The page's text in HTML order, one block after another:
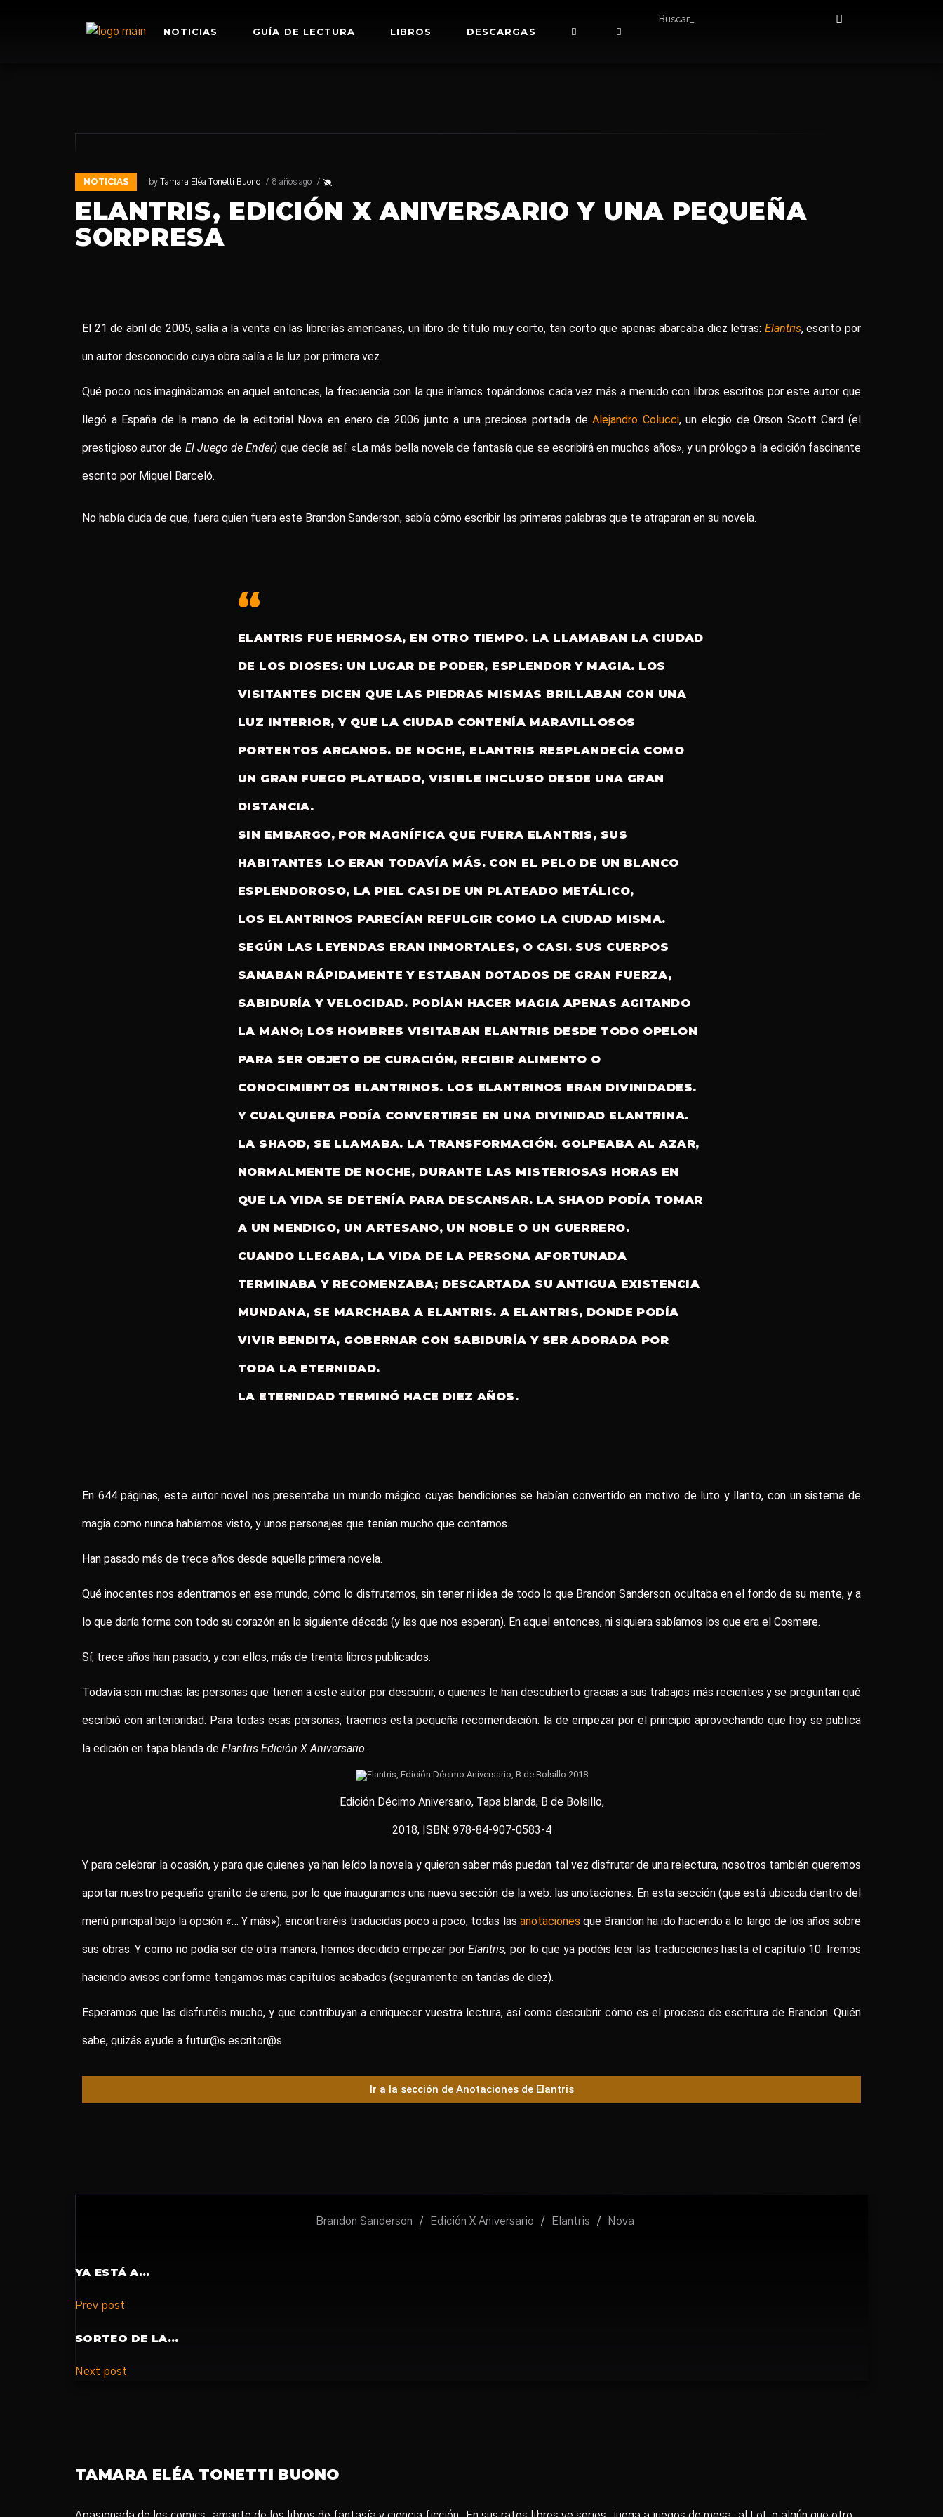
NOTICIAS GUÍA DE LECTURA LIBROS DESCARGAS
NOTICIAS by Tamara Eléa Tonetti Buono 8 años ago
ELANTRIS, EDICIÓN X ANIVERSARIO Y UNA PEQUEÑA
SORPRESA
El 21 de abril de 2005, salía a la venta en las librerías americanas, un libro de título muy corto, tan corto que apenas abarcaba diez letras: Elantris, escrito por
un autor desconocido cuya obra salía a la luz por primera vez.
Qué poco nos imaginábamos en aquel entonces, la frecuencia con la que iríamos topándonos cada vez más a menudo con libros escritos por este autor que
llegó a España de la mano de la editorial Nova en enero de 2006 junto a una preciosa portada deAlejandro Colucci, un elogio de Orson Scott Card (el
prestigioso autor de El Juego de Ender) que decía así: «La más bella novela de fantasía que se escribirá en muchos años», y un prólogo a la edición fascinante
escrito por Miquel Barceló.
No había duda de que, fuera quien fuera este Brandon Sanderson, sabía cómo escribir las primeras palabras que te atraparan en su novela.
ELANTRIS FUE HERMOSA, EN OTRO TIEMPO. LA LLAMABAN LA CIUDAD
DE LOS DIOSES: UN LUGAR DE PODER, ESPLENDOR Y MAGIA. LOS
VISITANTES DICEN QUE LAS PIEDRAS MISMAS BRILLABAN CON UNA
LUZ INTERIOR, Y QUE LA CIUDAD CONTENÍA MARAVILLOSOS
PORTENTOS ARCANOS. DE NOCHE, ELANTRIS RESPLANDECÍA COMO
UN GRAN FUEGO PLATEADO, VISIBLE INCLUSO DESDE UNA GRAN
DISTANCIA.
SIN EMBARGO, POR MAGNÍFICA QUE FUERA ELANTRIS, SUS
HABITANTES LO ERAN TODAVÍA MÁS. CON EL PELO DE UN BLANCO
ESPLENDOROSO, LA PIEL CASI DE UN PLATEADO METÁLICO,
LOS ELANTRINOS PARECÍAN REFULGIR COMO LA CIUDAD MISMA.
SEGÚN LAS LEYENDAS ERAN INMORTALES, O CASI. SUS CUERPOS
SANABAN RÁPIDAMENTE Y ESTABAN DOTADOS DE GRAN FUERZA,
SABIDURÍA Y VELOCIDAD. PODÍAN HACER MAGIA APENAS AGITANDO
LA MANO; LOS HOMBRES VISITABAN ELANTRIS DESDE TODO OPELON
PARA SER OBJETO DE CURACIÓN, RECIBIR ALIMENTO O
CONOCIMIENTOS ELANTRINOS. LOS ELANTRINOS ERAN DIVINIDADES.
Y CUALQUIERA PODÍA CONVERTIRSE EN UNA DIVINIDAD ELANTRINA.
LA SHAOD, SE LLAMABA. LA TRANSFORMACIÓN. GOLPEABA AL AZAR,
NORMALMENTE DE NOCHE, DURANTE LAS MISTERIOSAS HORAS EN
QUE LA VIDA SE DETENÍA PARA DESCANSAR. LA SHAOD PODÍA TOMAR
A UN MENDIGO, UN ARTESANO, UN NOBLE O UN GUERRERO.
CUANDO LLEGABA, LA VIDA DE LA PERSONA AFORTUNADA
TERMINABA Y RECOMENZABA; DESCARTADA SU ANTIGUA EXISTENCIA
MUNDANA, SE MARCHABA A ELANTRIS. A ELANTRIS, DONDE PODÍA
VIVIR BENDITA, GOBERNAR CON SABIDURÍA Y SER ADORADA POR
TODA LA ETERNIDAD.
LA ETERNIDAD TERMINÓ HACE DIEZ AÑOS.
En 644 páginas, este autor novel nos presentaba un mundo mágico cuyas bendiciones se habían convertido en motivo de luto y llanto, con un sistema de
magia como nunca habíamos visto, y unos personajes que tenían mucho que contarnos.
Han pasado más de trece años desde aquella primera novela.
Qué inocentes nos adentramos en ese mundo, cómo lo disfrutamos, sin tener ni idea de todo lo que Brandon Sanderson ocultaba en el fondo de su mente, y a
lo que daría forma con todo su corazón en la siguiente década (y las que nos esperan). En aquel entonces, ni siquiera sabíamos los que era el Cosmere.
Sí, trece años han pasado, y con ellos, más de treinta libros publicados.
Todavía son muchas las personas que tienen a este autor por descubrir, o quienes le han descubierto gracias a sus trabajos más recientes y se preguntan qué
escribió con anterioridad. Para todas esas personas, traemos esta pequeña recomendación: la de empezar por el principio aprovechando que hoy se publica
la edición en tapa blanda de Elantris Edición X Aniversario.
Edición Décimo Aniversario, Tapa blanda, B de Bolsillo,
2018, ISBN: 978-84-907-0583-4
Y para celebrar la ocasión, y para que quienes ya han leído la novela y quieran saber más puedan tal vez disfrutar de una relectura, nosotros también queremos
aportar nuestro pequeño granito de arena, por lo que inauguramos una nueva sección de la web: las anotaciones. En esta sección (que está ubicada dentro del
menú principal bajo la opción «… Y más»), encontraréis traducidas poco a poco, todas las anotaciones que Brandon ha ido haciendo a lo largo de los años sobre
sus obras. Y como no podía ser de otra manera, hemos decidido empezar porElantris,por lo que ya podéis leer las traducciones hasta el capítulo 10. Iremos
haciendo avisos conforme tengamos más capítulos acabados (seguramente en tandas de diez).
Esperamos que las disfrutéis mucho, y que contribuyan a enriquecer vuestra lectura, así como descubrir cómo es el proceso de escritura de Brandon. Quién
sabe, quizás ayude a futur@s escritor@s.
Ir a la sección de Anotaciones de Elantris
Brandon Sanderson / Edición X Aniversario / Elantris / Nova
YA ESTÁ A…
Prev post
SORTEO DE LA…
Next post
TAMARA ELÉA TONETTI BUONO